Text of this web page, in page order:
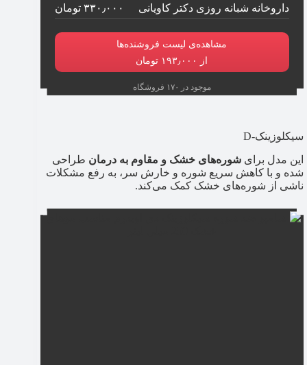
داروخانه شبانه روزی دکتر کاویانی
۳۳۰٫۰۰۰ تومان
مشاهده‌ی لیست فروشنده‌ها
از ۱۹۳٫۰۰۰ تومان
موجود در ۱۷۰ فروشگاه
سیکلوزینک-D
این مدل برای شوره‌های خشک و مقاوم به درمان طراحی
شده و با کاهش سریع شوره و خارش سر، به رفع مشکلات
ناشی از شوره‌های خشک کمک می‌کند.